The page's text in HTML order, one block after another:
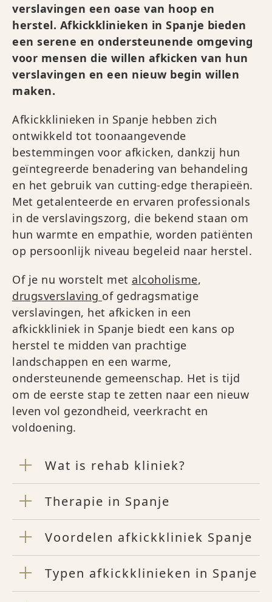
verslavingen een oase van hoop en
herstel. Afkickklinieken in Spanje bieden
een serene en ondersteunende omgeving
voor mensen die willen afkicken van hun
verslavingen en een nieuw begin willen
maken.
Afkickklinieken in Spanje hebben zich
ontwikkeld tot toonaangevende
bestemmingen voor afkicken, dankzij hun
geïntegreerde benadering van behandeling
en het gebruik van cutting-edge therapieën.
Met getalenteerde en ervaren professionals
in de verslavingszorg, die bekend staan om
hun warmte en empathie, worden patiënten
op persoonlijk niveau begeleid naar herstel.
Of je nu worstelt met alcoholisme,
drugsverslaving of gedragsmatige
verslavingen, het afkicken in een
afkickkliniek in Spanje biedt een kans op
herstel te midden van prachtige
landschappen en een warme,
ondersteunende gemeenschap. Het is tijd
om de eerste stap te zetten naar een nieuw
leven vol gezondheid, veerkracht en
voldoening.
Wat is rehab kliniek?
Therapie in Spanje
Voordelen afkickkliniek Spanje
Typen afkickklinieken in Spanje